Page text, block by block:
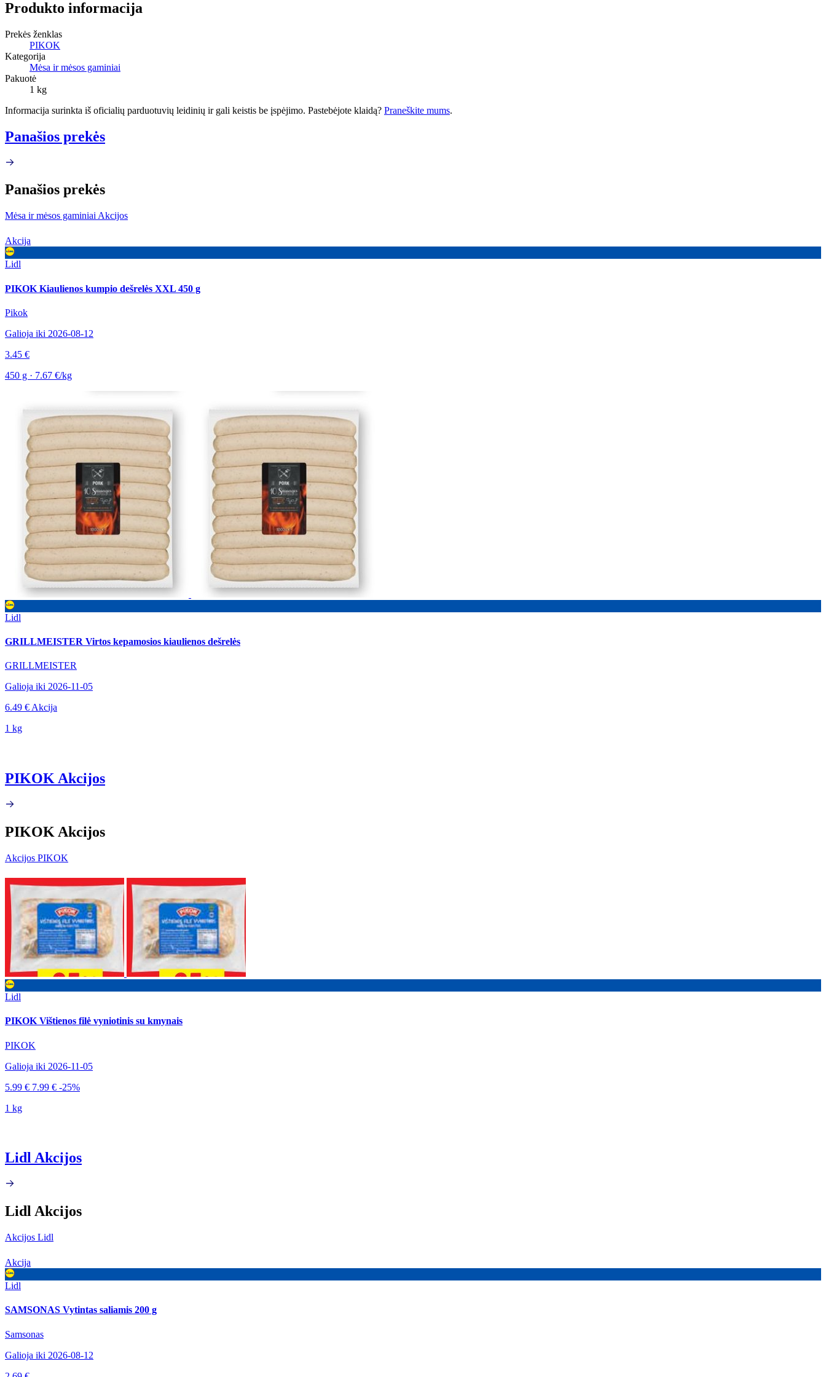
Produkto informacija
Prekės ženklas
PIKOK
Kategorija
Mėsa ir mėsos gaminiai
Pakuotė
1 kg
Informacija surinkta iš oficialių parduotuvių leidinių ir gali keistis be įspėjimo. Pastebėjote klaidą? Praneškite mums.
Panašios prekės
Panašios prekės
Mėsa ir mėsos gaminiai Akcijos
Akcija
Lidl
PIKOK Kiaulienos kumpio dešrelės XXL 450 g
Pikok
Galioja iki 2026-08-12
3.45 €
450 g · 7.67 €/kg
Lidl
GRILLMEISTER Virtos kepamosios kiaulienos dešrelės
GRILLMEISTER
Galioja iki 2026-11-05
6.49 € Akcija
1 kg
PIKOK Akcijos
PIKOK Akcijos
Akcijos PIKOK
Lidl
PIKOK Vištienos filė vyniotinis su kmynais
PIKOK
Galioja iki 2026-11-05
5.99 € 7.99 € -25%
1 kg
Lidl Akcijos
Lidl Akcijos
Akcijos Lidl
Akcija
Lidl
SAMSONAS Vytintas saliamis 200 g
Samsonas
Galioja iki 2026-08-12